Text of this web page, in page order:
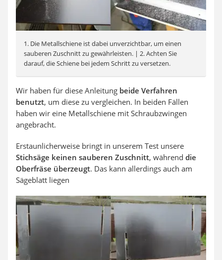
1. Die Metallschiene ist dabei unverzichtbar, um einen
sauberen Zuschnitt zu gewährleisten. | 2. Achten Sie
darauf, die Schiene bei jedem Schritt zu versetzen.
Wir haben für diese Anleitung beide Verfahren
benutzt, um diese zu vergleichen. In beiden Fällen
haben wir eine Metallschiene mit Schraubzwingen
angebracht.
Erstaunlicherweise bringt in unserem Test unsere
Stichsäge keinen sauberen Zuschnitt, während die
Oberfräse überzeugt. Das kann allerdings auch am
Sägeblatt liegen